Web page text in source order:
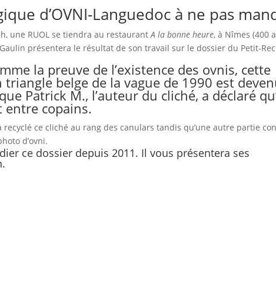
d’OVNI-Languedoc à ne pas
une RUOL se tiendra au restaurantA la bonne heure, à Nîmes (400
présentera le résultat de son travail sur le dossier du Petit-
la preuve de l’existence des ovnis, cette
belge de la vague de 1990 est
Patrick M., l’auteur du cliché, a déclaré
entre copains.
ce cliché au rang des canulars tandis qu’une autre partie
d’ovni.
ce dossier depuis 2011. Il vous présentera ses